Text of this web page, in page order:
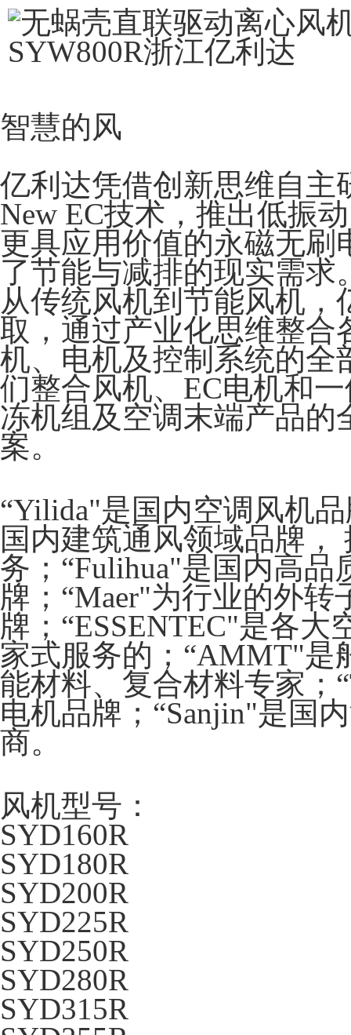
智慧的风
亿利达凭借创新思维自主
New EC技术，推出低振
更具应用价值的永磁无
了节能与减排的现实需求
从传统风机到节能风机
取，通过产业化思维整合
机、电机及控制系统的全
们整合风机、EC电机和
冻机组及空调末端产品的
案。
“Yilida"是国内空调风机
国内建筑通风领域品牌，
务；“Fulihua"是国内高品
牌；“Maer"为行业的外转
牌；“ESSENTEC"是各
家式服务的；“AMMT"是
能材料、复合材料专家；
电机品牌；“Sanjin"是国
商。
风机型号：
SYD160R
SYD180R
SYD200R
SYD225R
SYD250R
SYD280R
SYD315R